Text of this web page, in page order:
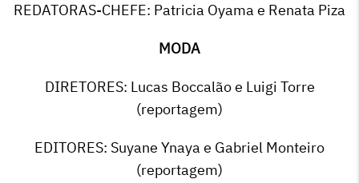
REDATORAS-CHEFE: Patricia Oyama e Renata Piza
MODA
DIRETORES: Lucas Boccalão e Luigi Torre
(reportagem)
EDITORES: Suyane Ynaya e Gabriel Monteiro
(reportagem)